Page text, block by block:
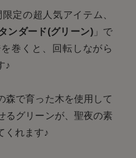
定の超人気アイテム、
ンダード(グリーン)」で
巻くと、回転しながら
♪
森で育った木を使用して
るグリーンが、聖夜の素
くれます♪